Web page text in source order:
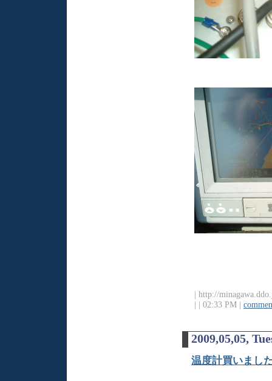
| http://
| | 02:33 PM |
2009,05,05,
温度計買いまし